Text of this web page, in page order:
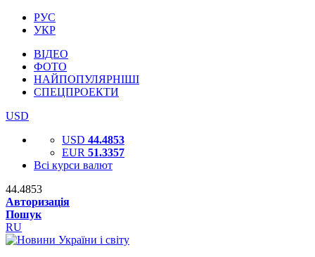
РУС
УКР
ВІДЕО
ФОТО
НАЙПОПУЛЯРНІШІ
СПЕЦПРОЕКТИ
USD
USD 44.4853
EUR 51.3357
Всі курси валют
44.4853
Авторизація
Пошук
RU